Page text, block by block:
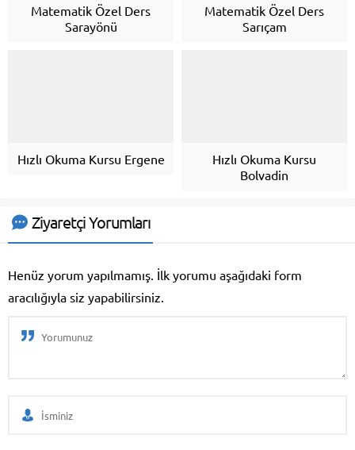
Matematik Özel Ders
Sarayönü
Matematik Özel Ders
Sarıçam
Hızlı Okuma Kursu Ergene
Hızlı Okuma Kursu
Bolvadin
Ziyaretçi Yorumları
Henüz yorum yapılmamış. İlk yorumu aşağıdaki form
aracılığıyla siz yapabilirsiniz.